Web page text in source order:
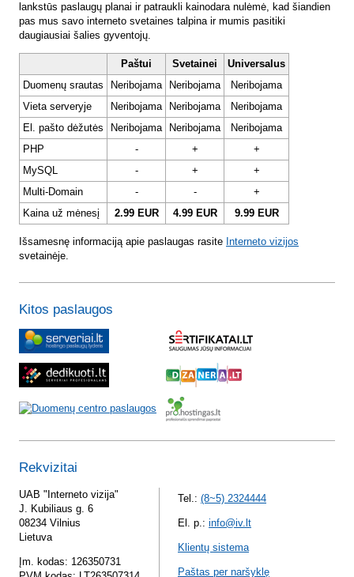
lankstūs paslaugų planai ir patraukli kainodara nulėmė, kad šiandien
pas mus savo interneto svetaines talpina ir mumis pasitiki
daugiausiai šalies gyventojų.
Paštui Svetainei
Universalus
Duomenų srautas
Neribojama Neribojama
Neribojama
Vieta serveryje
Neribojama Neribojama
Neribojama
El. pašto dėžutės
Neribojama Neribojama
Neribojama
PHP
- +
+
MySQL
- +
+
Multi-Domain
- -
+
Kaina už mėnesį
2.99 EUR 4.99 EUR 9.99 EUR
Išsamesnę informaciją apie paslaugas rasite Interneto vizijos
svetainėje.
Kitos paslaugos
Rekvizitai
UAB "Interneto vizija"
J. Kubiliaus g. 6
08234 Vilnius
Lietuva
Įm. kodas: 126350731
Tel.: (8~5) 2324444
El. p.: info@iv.lt
Klientų sistema
Paštas per naršyklę